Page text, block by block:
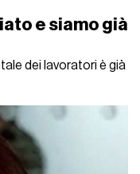
e siamo già
dei lavoratori è già